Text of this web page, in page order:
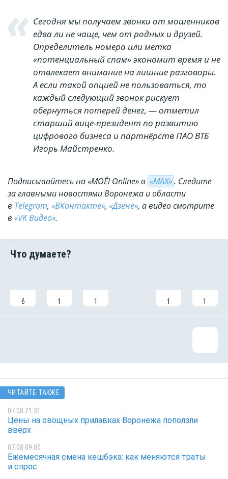
Сегодня мы получаем звонки от мошенников
едва ли не чаще, чем от родных и друзей.
Определитель номера или метка
«потенциальный спам» экономит время и не
отвлекает внимание на лишние разговоры.
А если такой опцией не пользоваться, то
каждый следующий звонок рискует
обернуться потерей денег, — отметил
старший вице-президент по развитию
цифрового бизнеса и партнёрств ПАО ВТБ
Игорь Майстренко.
Подписывайтесь на «МОЁ! Online» в «МАХ». Cледите
за главными новостями Воронежа и области
в Telegram, «ВКонтакте», «Дзене», а видео смотрите
в «VK Видео».
6 1 1 1 1
ЧИТАЙТЕ ТАКЖЕ
07.08 21:31
Цены на овощных прилавках Воронежа поползли
вверх
07.08 09:00
Ежемесячная смена кешбэка: как меняются траты
и спрос